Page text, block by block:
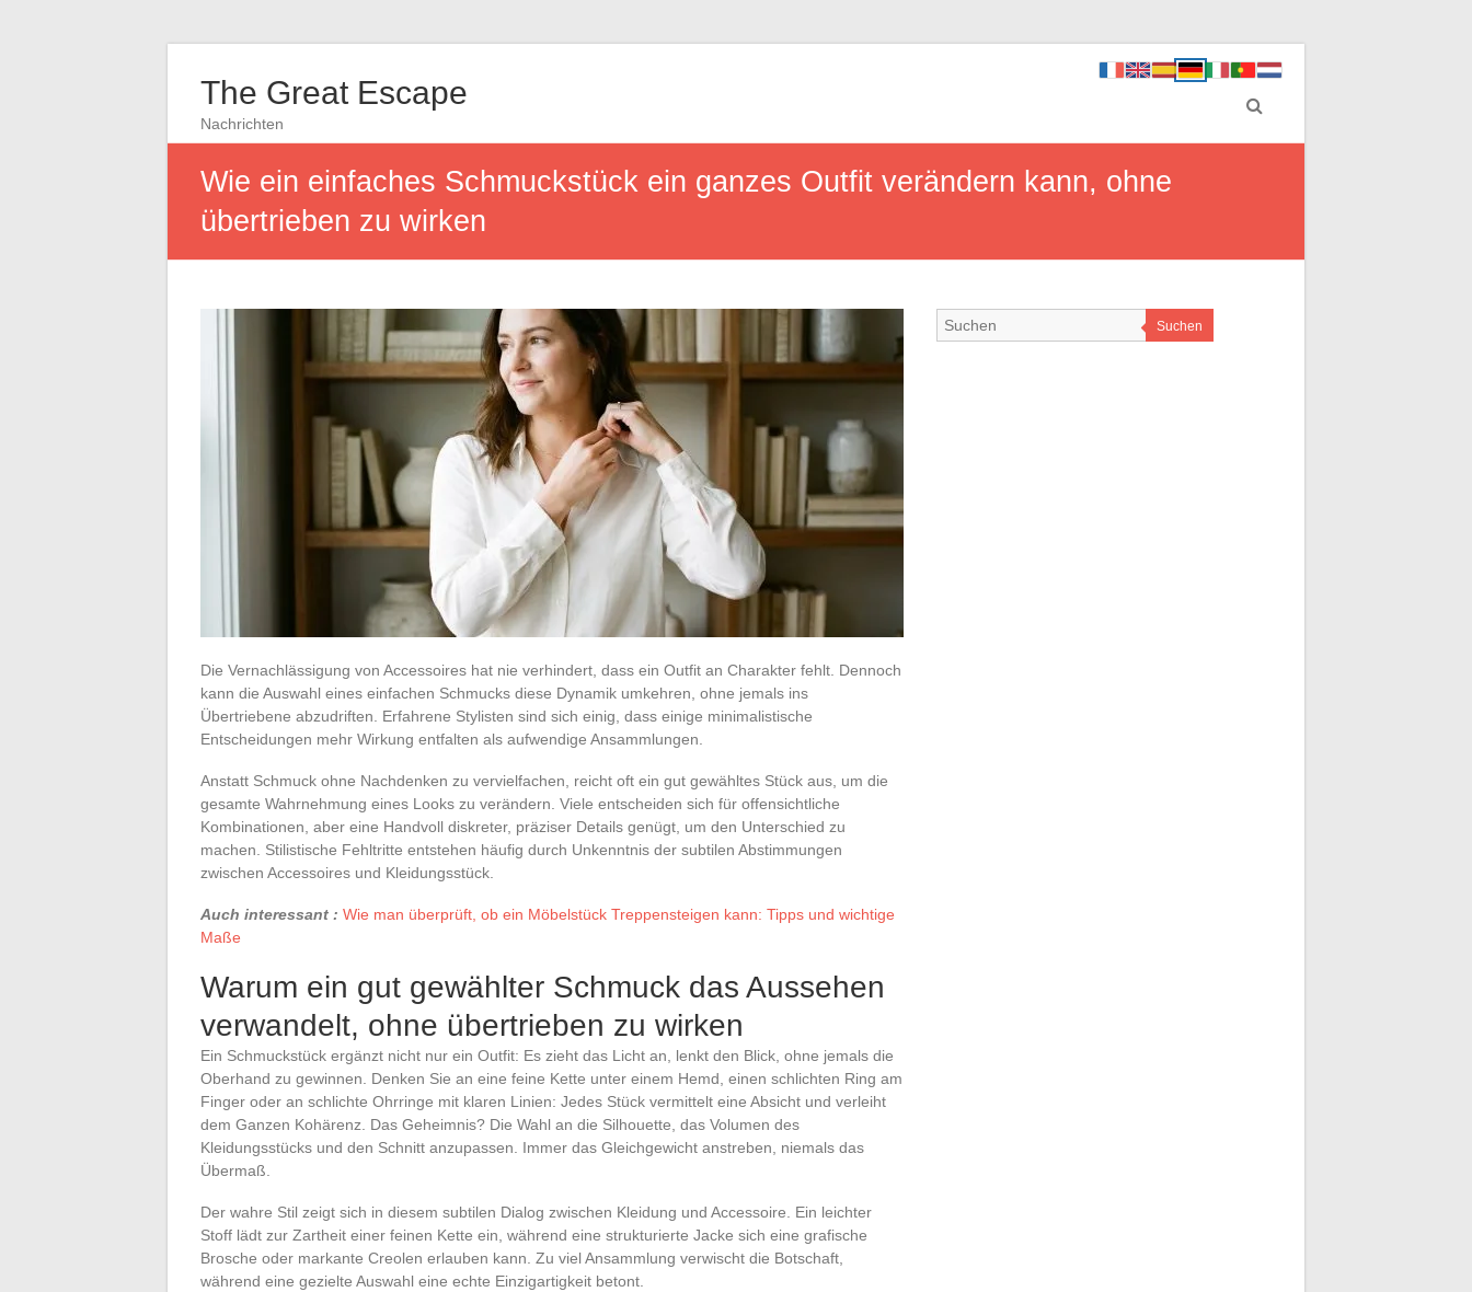
The Great Escape
Nachrichten
Wie ein einfaches Schmuckstück ein ganzes Outfit verändern kann, ohne
übertrieben zu wirken
Die Vernachlässigung von Accessoires hat nie verhindert, dass ein Outfit an Charakter fehlt. Dennoch
kann die Auswahl eines einfachen Schmucks diese Dynamik umkehren, ohne jemals ins
Übertriebene abzudriften. Erfahrene Stylisten sind sich einig, dass einige minimalistische
Entscheidungen mehr Wirkung entfalten als aufwendige Ansammlungen.
Anstatt Schmuck ohne Nachdenken zu vervielfachen, reicht oft ein gut gewähltes Stück aus, um die
gesamte Wahrnehmung eines Looks zu verändern. Viele entscheiden sich für offensichtliche
Kombinationen, aber eine Handvoll diskreter, präziser Details genügt, um den Unterschied zu
machen. Stilistische Fehltritte entstehen häufig durch Unkenntnis der subtilen Abstimmungen
zwischen Accessoires und Kleidungsstück.
Auch interessant : Wie man überprüft, ob ein Möbelstück Treppensteigen kann: Tipps und wichtige
Maße
Warum ein gut gewählter Schmuck das Aussehen
verwandelt, ohne übertrieben zu wirken
Ein Schmuckstück ergänzt nicht nur ein Outfit: Es zieht das Licht an, lenkt den Blick, ohne jemals die
Oberhand zu gewinnen. Denken Sie an eine feine Kette unter einem Hemd, einen schlichten Ring am
Finger oder an schlichte Ohrringe mit klaren Linien: Jedes Stück vermittelt eine Absicht und verleiht
dem Ganzen Kohärenz. Das Geheimnis? Die Wahl an die Silhouette, das Volumen des
Kleidungsstücks und den Schnitt anzupassen. Immer das Gleichgewicht anstreben, niemals das
Übermaß.
Der wahre Stil zeigt sich in diesem subtilen Dialog zwischen Kleidung und Accessoire. Ein leichter
Stoff lädt zur Zartheit einer feinen Kette ein, während eine strukturierte Jacke sich eine grafische
Brosche oder markante Creolen erlauben kann. Zu viel Ansammlung verwischt die Botschaft,
während eine gezielte Auswahl eine echte Einzigartigkeit betont.
Suchen